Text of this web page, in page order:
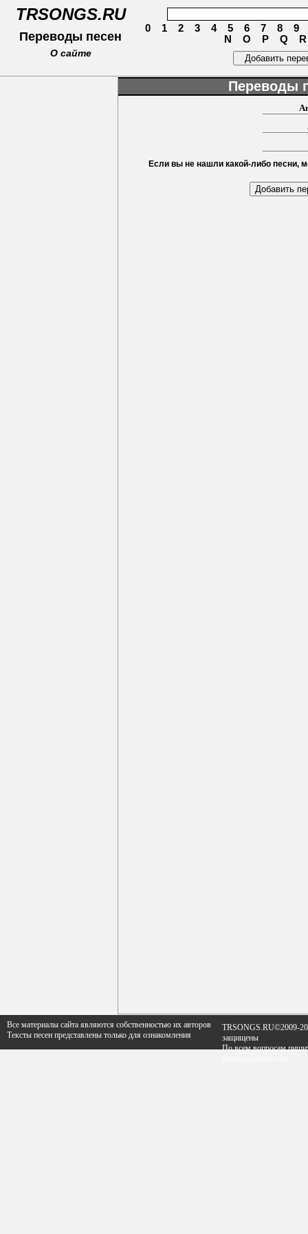
TRSONGS.RU
Переводы песен
О сайте
0 1 2 3 4 5 6 7 8
9
N
O P Q
Переводы
Если вы не нашли какой-либо песни,
Все материалы сайта являются собственностью их авторов
Тексты песен представлены только для ознакомления
TRSONGS.RU©2009-
защищены
По всем вопросам